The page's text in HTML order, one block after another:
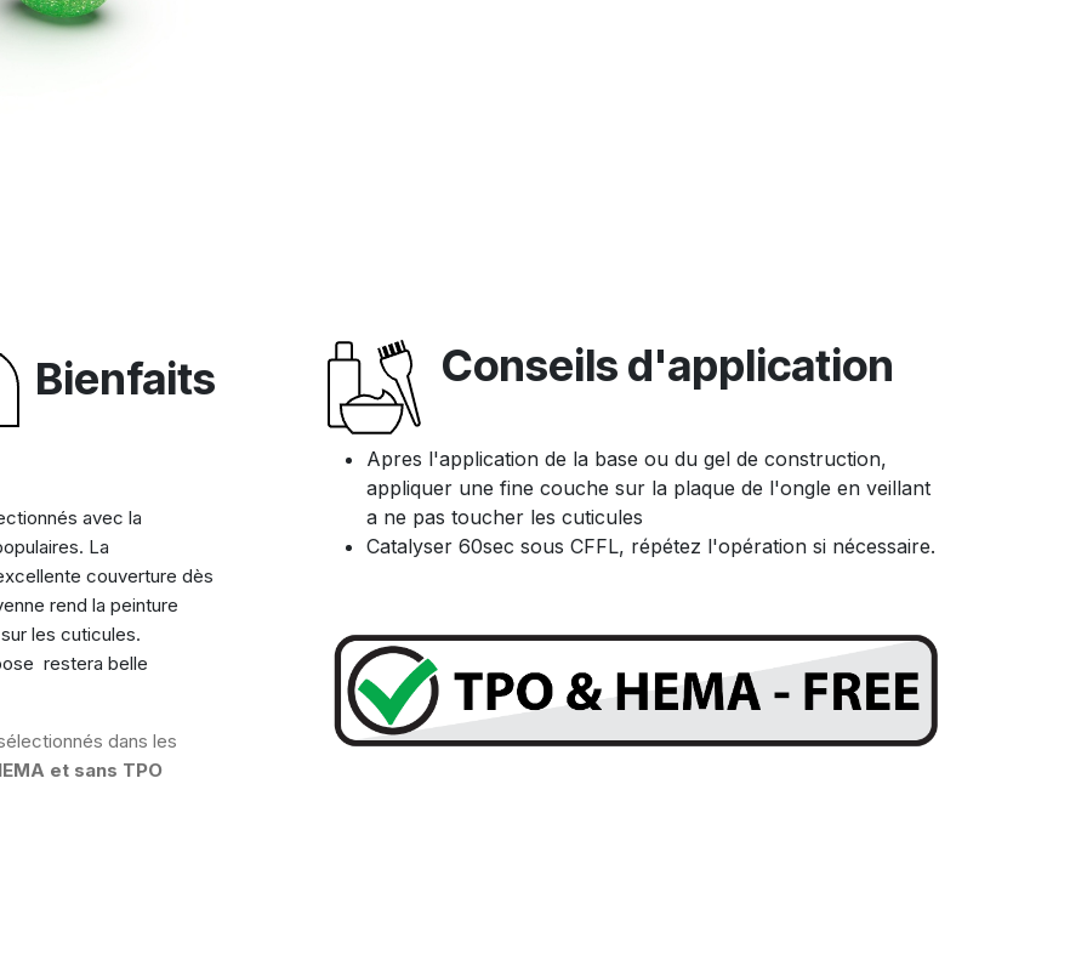
Bienfaits
avec la
La
couverture dès
rend la peinture
les cuticules.
restera belle
dans les
et sans TPO
Conseils d'application
Apres l'application de la base ou du gel de construction,
appliquer une fine couche sur la plaque de l'ongle en veillant
a ne pas toucher les cuticules
Catalyser 60sec sous CFFL, répétez l'opération si nécessaire.